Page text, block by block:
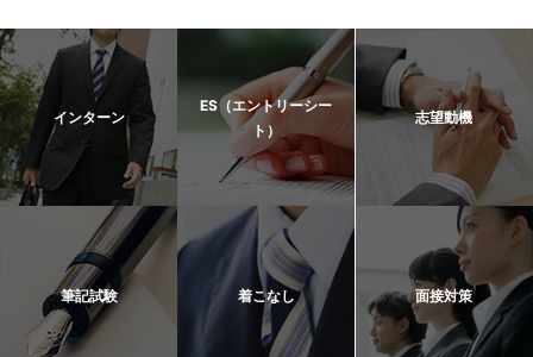
インターン
ES（エントリーシー
ト）
志望動機
筆記試験 着こなし 面接対策